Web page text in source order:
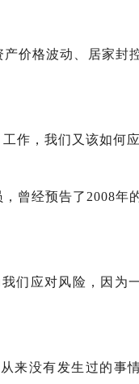
价格波动、居家封控
作，我们又该如何
曾经预告了2008年
们应对风险，因为
来没有发生过的事